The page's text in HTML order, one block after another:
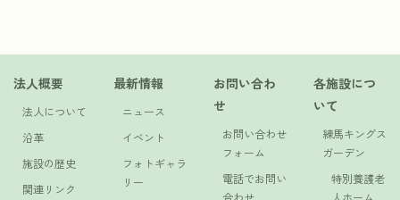
法人概要
法人について
沿革
施設の歴史
関連リンク
最新情報
ニュース
イベント
フォトギャラ
リー
お問い合わ
せ
お問い合わせ
フォーム
電話でお問い
合わせ
各施設につ
いて
練馬キングス
ガーデン
特別養護老
人ホーム